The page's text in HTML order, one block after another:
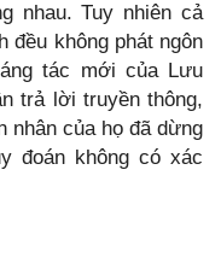
nhau. Tuy nhiên cả
đều không phát ngôn
tác mới của Lưu
trả lời truyền thông,
nhân của họ đã dừng
đoán không có xác